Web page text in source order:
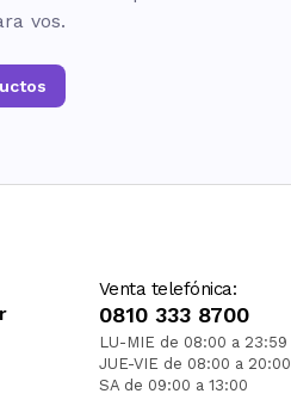
vos.
Venta telefónica:
0810 333 8700
LU-MIE de 08:00 a 23:59
JUE-VIE de 08:00 a 20:00
SA de 09:00 a 13:00